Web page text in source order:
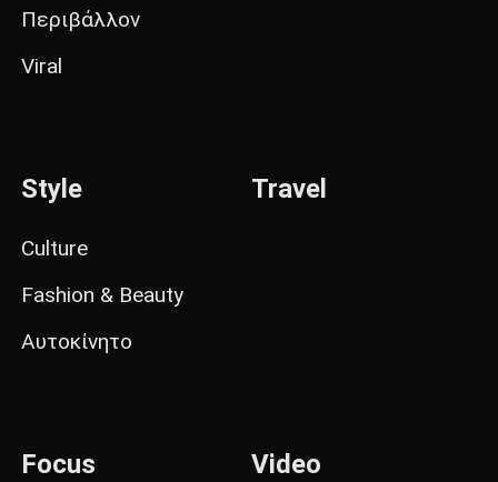
Περιβάλλον
Viral
Style
Culture
Fashion & Beauty
Αυτοκίνητο
Travel
Focus Video